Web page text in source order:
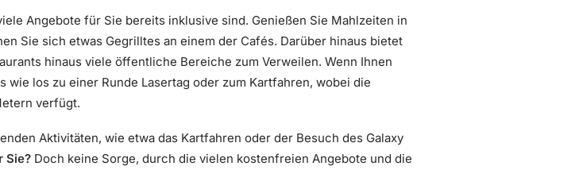
Angebote für Sie bereits inklusive sind. Genießen Sie Mahlzeiten in
Sie sich etwas Gegrilltes an einem der Cafés. Darüber hinaus bietet
hinaus viele öffentliche Bereiche zum Verweilen. Wenn Ihnen
los zu einer Runde Lasertag oder zum Kartfahren, wobei die
verfügt.
Aktivitäten, wie etwa das Kartfahren oder der Besuch des Galaxy
Sie? Doch keine Sorge, durch die vielen kostenfreien Angebote und die